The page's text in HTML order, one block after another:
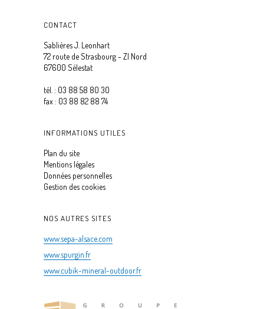
CONTACT
Sablières J. Leonhart
72 route de Strasbourg - ZI Nord
67600 Sélestat
tél. : 03 88 58 80 30
fax : 03 88 82 88 74
INFORMATIONS UTILES
Plan du site
Mentions légales
Données personnelles
Gestion des cookies
NOS AUTRES SITES
www.sepa-alsace.com
www.spurgin.fr
www.cubik-mineral-outdoor.fr